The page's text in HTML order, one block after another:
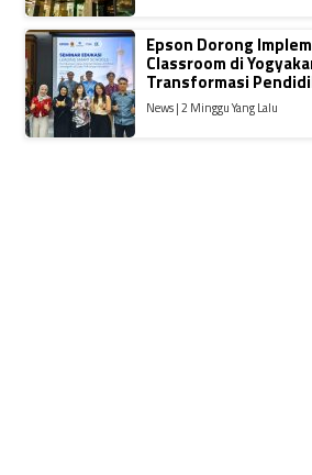
Epson Dorong
Classroom di
Transformasi
News | 2 Minggu Yang Lalu